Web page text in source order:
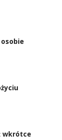
wkrótce